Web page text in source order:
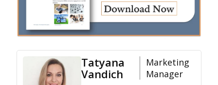
Tatyana
Vandich
Marketing
Manager